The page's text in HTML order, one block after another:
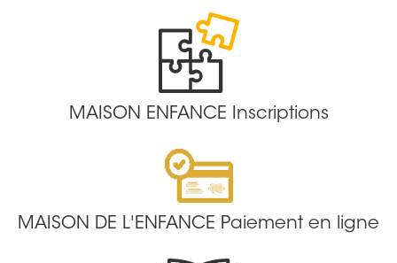
MAISON ENFANCE Inscriptions
MAISON DE L'ENFANCE Paiement en ligne